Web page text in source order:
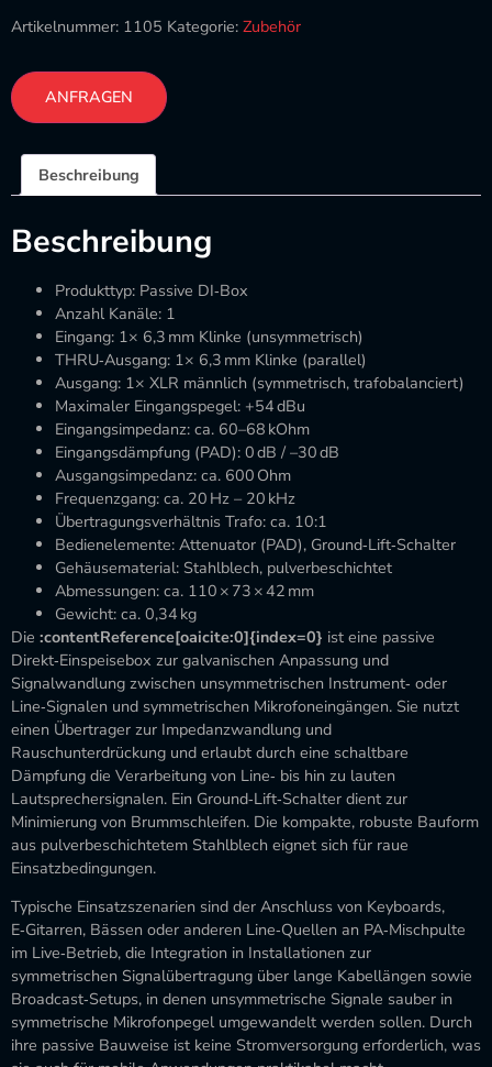
Artikelnummer: 1105 Kategorie: Zubehör
ANFRAGEN
Beschreibung
Beschreibung
Produkttyp: Passive DI‑Box
Anzahl Kanäle: 1
Eingang: 1× 6,3 mm Klinke (unsymmetrisch)
THRU‑Ausgang: 1× 6,3 mm Klinke (parallel)
Ausgang: 1× XLR männlich (symmetrisch, trafobalanciert)
Maximaler Eingangspegel: +54 dBu
Eingangsimpedanz: ca. 60–68 kOhm
Eingangsdämpfung (PAD): 0 dB / –30 dB
Ausgangsimpedanz: ca. 600 Ohm
Frequenzgang: ca. 20 Hz – 20 kHz
Übertragungsverhältnis Trafo: ca. 10:1
Bedienelemente: Attenuator (PAD), Ground‑Lift‑Schalter
Gehäusematerial: Stahlblech, pulverbeschichtet
Abmessungen: ca. 110 × 73 × 42 mm
Gewicht: ca. 0,34 kg
Die :contentReference[oaicite:0]{index=0} ist eine passive
Direkt‑Einspeisebox zur galvanischen Anpassung und
Signalwandlung zwischen unsymmetrischen Instrument‑ oder
Line‑Signalen und symmetrischen Mikrofoneingängen. Sie nutzt
einen Übertrager zur Impedanzwandlung und
Rauschunterdrückung und erlaubt durch eine schaltbare
Dämpfung die Verarbeitung von Line‑ bis hin zu lauten
Lautsprechersignalen. Ein Ground‑Lift‑Schalter dient zur
Minimierung von Brummschleifen. Die kompakte, robuste Bauform
aus pulverbeschichtetem Stahlblech eignet sich für raue
Einsatzbedingungen.
Typische Einsatzszenarien sind der Anschluss von Keyboards,
E‑Gitarren, Bässen oder anderen Line‑Quellen an PA‑Mischpulte
im Live‑Betrieb, die Integration in Installationen zur
symmetrischen Signalübertragung über lange Kabellängen sowie
Broadcast‑Setups, in denen unsymmetrische Signale sauber in
symmetrische Mikrofonpegel umgewandelt werden sollen. Durch
ihre passive Bauweise ist keine Stromversorgung erforderlich, was